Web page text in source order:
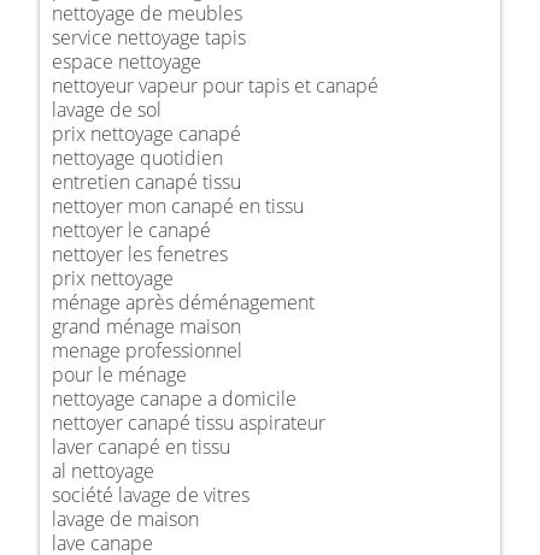
nettoyage de meubles
service nettoyage tapis
espace nettoyage
nettoyeur vapeur pour tapis et canapé
lavage de sol
prix nettoyage canapé
nettoyage quotidien
entretien canapé tissu
nettoyer mon canapé en tissu
nettoyer le canapé
nettoyer les fenetres
prix nettoyage
ménage après déménagement
grand ménage maison
menage professionnel
pour le ménage
nettoyage canape a domicile
nettoyer canapé tissu aspirateur
laver canapé en tissu
al nettoyage
société lavage de vitres
lavage de maison
lave canape